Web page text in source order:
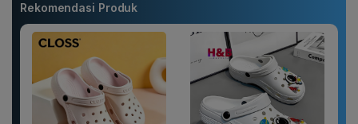
Rekomendasi Produk